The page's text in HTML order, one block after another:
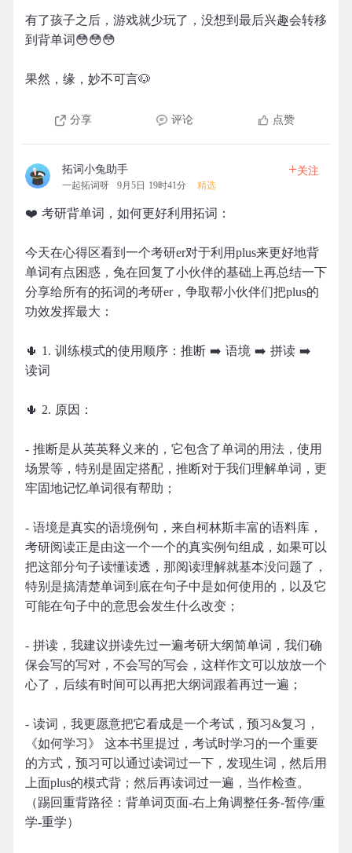
有了孩子之后，游戏就少玩了，没想到最后兴趣会转移
到背单词😳😳😳
果然，缘，妙不可言🐶
分享 评论 点赞
拓词小兔助手
一起拓词呀 9月5日 19时41分 精选
+关注
❤️ 考研背单词，如何更好利用拓词：
今天在心得区看到一个考研er对于利用plus来更好地背
单词有点困惑，兔在回复了小伙伴的基础上再总结一下
分享给所有的拓词的考研er，争取帮小伙伴们把plus的
功效发挥最大：
🌵 1. 训练模式的使用顺序：推断 ➡️ 语境 ➡️ 拼读 ➡️
读词
🌵 2. 原因：
- 推断是从英英释义来的，它包含了单词的用法，使用
场景等，特别是固定搭配，推断对于我们理解单词，更
牢固地记忆单词很有帮助；
- 语境是真实的语境例句，来自柯林斯丰富的语料库，
考研阅读正是由这一个一个的真实例句组成，如果可以
把这部分句子读懂读透，那阅读理解就基本没问题了，
特别是搞清楚单词到底在句子中是如何使用的，以及它
可能在句子中的意思会发生什么改变；
- 拼读，我建议拼读先过一遍考研大纲简单词，我们确
保会写的写对，不会写的写会，这样作文可以放放一个
心了，后续有时间可以再把大纲词跟着再过一遍；
- 读词，我更愿意把它看成是一个考试，预习&复习，
《如何学习》 这本书里提过，考试时学习的一个重要
的方式，预习可以通过读词过一下，发现生词，然后用
上面plus的模式背；然后再读词过一遍，当作检查。
（踢回重背路径：背单词页面-右上角调整任务-暂停/重
学-重学）